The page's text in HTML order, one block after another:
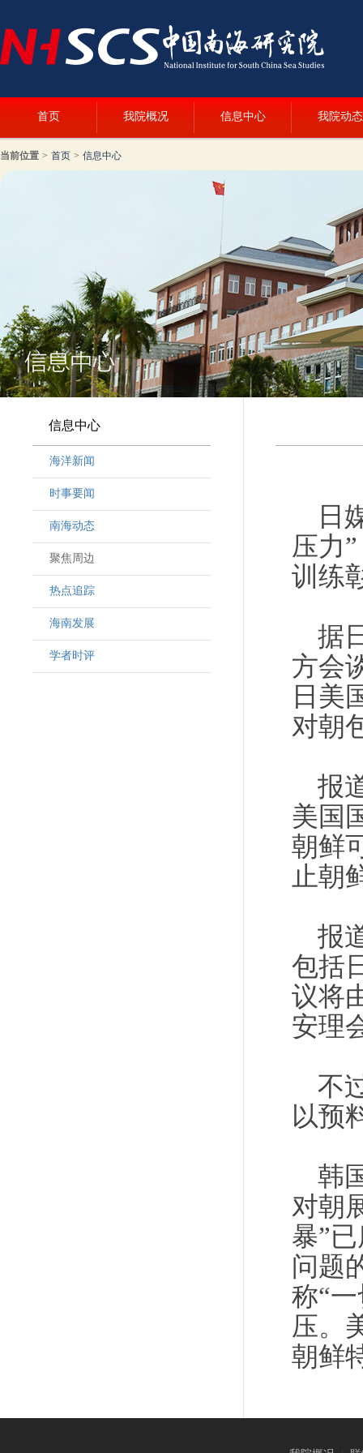
首页 我院概况 信息中心 我院动态
当前位置 > 首页 > 信息中心
信息中心
海洋新闻
时事要闻
南海动态
聚焦周边
热点追踪
海南发展
学者时评
日
压力
训练
据
方会
日美
对朝
报
美国
朝鲜
止朝
报
包括
议将
安理
不
以预
韩
对朝
暴”
问题
称“
压。
朝鲜